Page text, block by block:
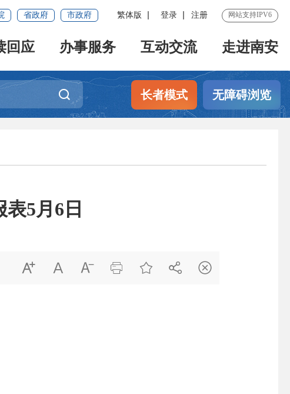
省政府 市政府 繁体版 登录 注册 网站支持IPV6
回应 办事服务 互动交流 走进南安
长者模式 无障碍浏览
5月6日
      